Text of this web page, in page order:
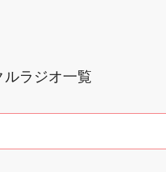
ルラジオ一覧